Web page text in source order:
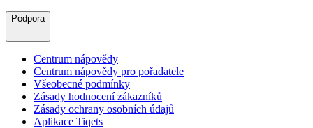
Podpora
Centrum nápovědy
Centrum nápovědy pro pořadatele
Všeobecné podmínky
Zásady hodnocení zákazníků
Zásady ochrany osobních údajů
Aplikace Tiqets